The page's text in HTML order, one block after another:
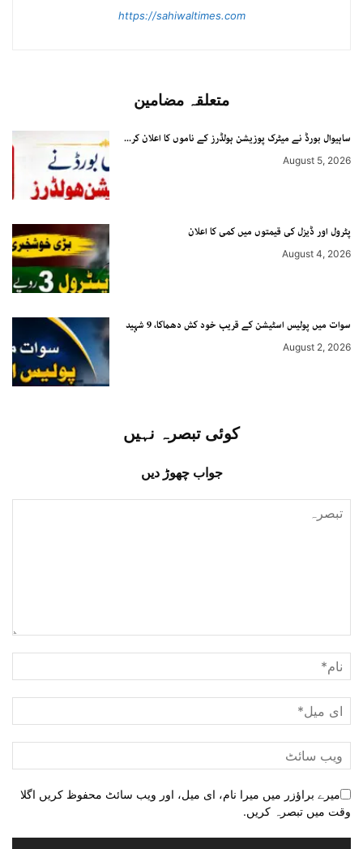
https://sahiwaltimes.com
متعلقہ مضامین
ساہیوال بورڈ نے میٹرک پوزیشن ہولڈرز کے ناموں کا اعلان کر...
August 5, 2026
پٹرول اور ڈیزل کی قیمتوں میں کمی کا اعلان
August 4, 2026
سوات میں پولیس اسٹیشن کے قریب خود کش دھماکا، 9 شہید
August 2, 2026
کوئی تبصرہ نہیں
جواب چھوڑ دیں
میرے براؤزر میں میرا نام، ای میل، اور ویب سائٹ محفوظ کریں اگلا
وقت میں تبصرہ کریں.